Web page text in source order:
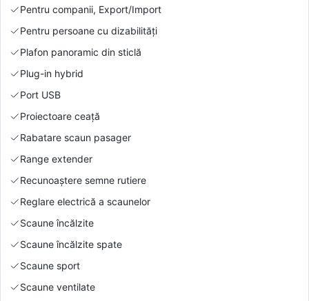
Pentru companii, Export/Import
Pentru persoane cu dizabilități
Plafon panoramic din sticlă
Plug-in hybrid
Port USB
Proiectoare ceață
Rabatare scaun pasager
Range extender
Recunoaștere semne rutiere
Reglare electrică a scaunelor
Scaune încălzite
Scaune încălzite spate
Scaune sport
Scaune ventilate